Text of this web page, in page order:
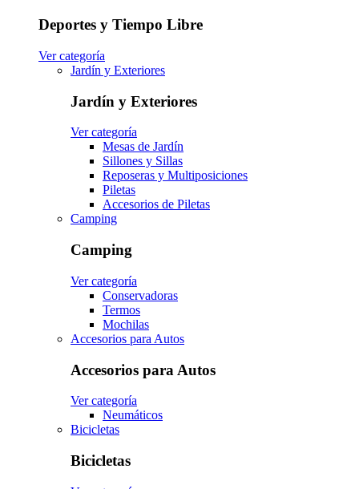
Deportes y Tiempo Libre
Ver categoría
Jardín y Exteriores
Jardín y Exteriores
Ver categoría
Mesas de Jardín
Sillones y Sillas
Reposeras y Multiposiciones
Piletas
Accesorios de Piletas
Camping
Camping
Ver categoría
Conservadoras
Termos
Mochilas
Accesorios para Autos
Accesorios para Autos
Ver categoría
Neumáticos
Bicicletas
Bicicletas